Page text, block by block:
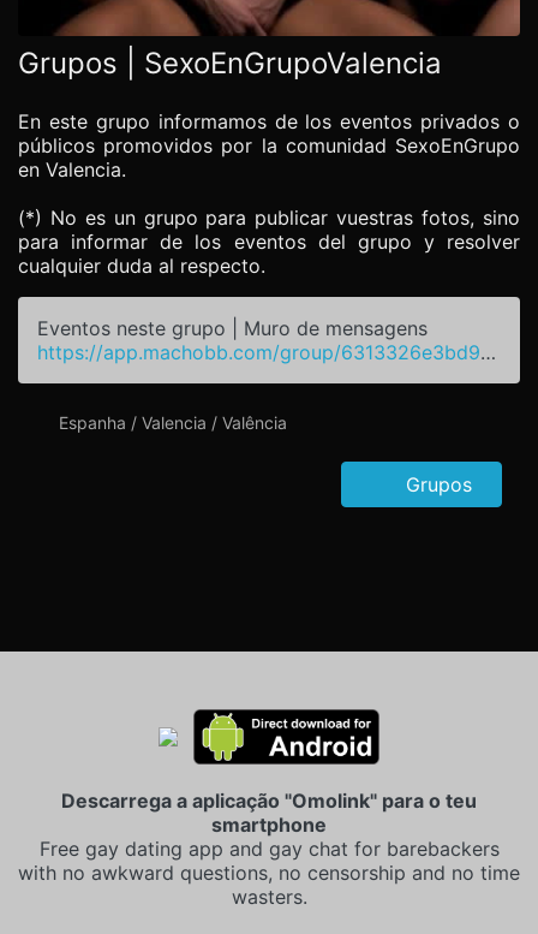
Grupos | SexoEnGrupoValencia
En este grupo informamos de los eventos privados o
públicos promovidos por la comunidad SexoEnGrupo
en Valencia.
(*) No es un grupo para publicar vuestras fotos, sino
para informar de los eventos del grupo y resolver
cualquier duda al respecto.
Eventos neste grupo | Muro de mensagens
https://app.machobb.com/group/6313326e3bd95e1e1072588f
Espanha / Valencia / Valência
Grupos
Descarrega a aplicação "Omolink" para o teu
smartphone
Free gay dating app and gay chat for barebackers
with no awkward questions, no censorship and no time
wasters.